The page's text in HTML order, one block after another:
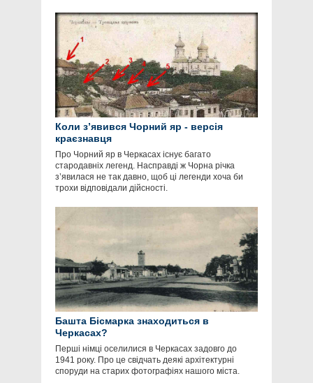
Коли з’явився Чорний яр - версія
краєзнавця
Про Чорний яр в Черкасах існує багато
стародавніх легенд. Насправді ж Чорна річка
з’явилася не так давно, щоб ці легенди хоча би
трохи відповідали дійсності.
Башта Бісмарка знаходиться в
Черкасах?
Перші німці оселилися в Черкасах задовго до
1941 року. Про це свідчать деякі архітектурні
споруди на старих фотографіях нашого міста.